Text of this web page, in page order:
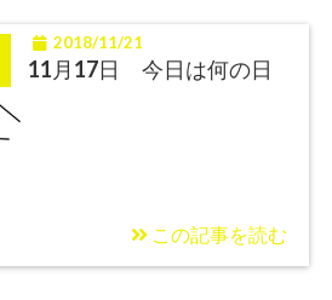
2018/11/21
11月17日 今日は何の日
この記事を読む